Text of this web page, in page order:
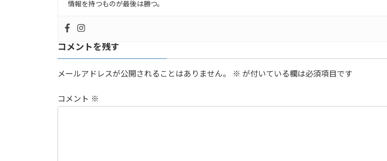
情報を持つものが最後は勝つ。
コメントを残す
メールアドレスが公開されることはありません。 ※ が付いている欄は必須項目です
コメント ※